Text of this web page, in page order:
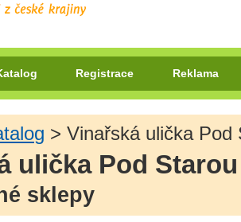
Registrace Reklama
> Vinařská ulička Pod
ulička Pod
sklepy